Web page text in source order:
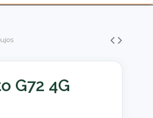
G72 4G